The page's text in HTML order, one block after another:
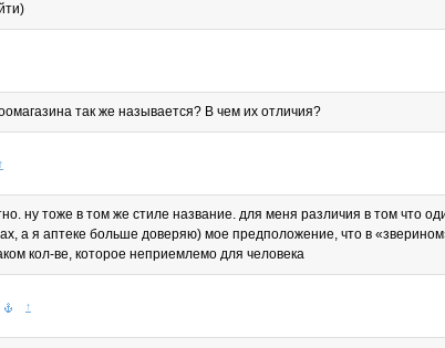
так же называется? В чем их отличия?
↑
ну тоже в том же стиле название. для меня различия в том что
а я аптеке больше доверяю) мое предположение, что в
кол-ве, которое неприемлемо для человека
↑